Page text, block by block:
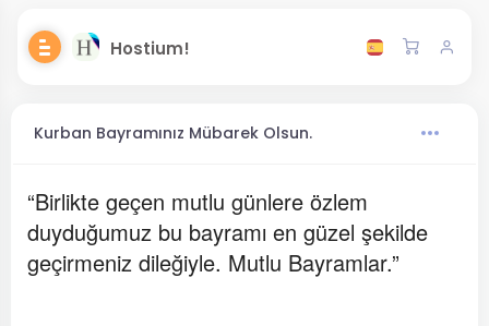
Hostium!
Kurban Bayramınız Mübarek Olsun.
“Birlikte geçen mutlu günlere özlem
duyduğumuz bu bayramı en güzel şekilde
geçirmeniz dileğiyle. Mutlu Bayramlar.”